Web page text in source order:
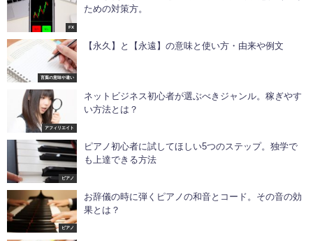
FX
ための対策方。
言葉の意味や違い
【永久】と【永遠】の意味と使い方・由来や例文
アフィリエイト
ネットビジネス初心者が選ぶべきジャンル。稼ぎやす
い方法とは？
ピアノ
ピアノ初心者に試してほしい5つのステップ。独学で
も上達できる方法
ピアノ
お辞儀の時に弾くピアノの和音とコード。その音の効
果とは？